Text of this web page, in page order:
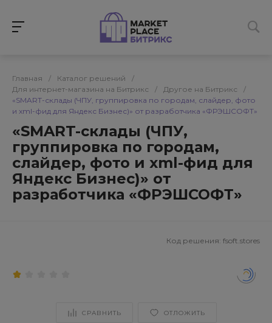
Главная / Каталог решений
/
Для интернет-магазина на Битрикс
/ Другое на Битрикс
/
«SMART-склады (ЧПУ, группировка по городам, слайдер, фото
и xml-фид для Яндекс Бизнес)» от разработчика «ФРЭШСОФТ»
«SMART-склады (ЧПУ,
группировка по городам,
слайдер, фото и xml-фид для
Яндекс Бизнес)» от
разработчика «ФРЭШСОФТ»
Код решения: fsoft.stores
СРАВНИТЬ ОТЛОЖИТЬ